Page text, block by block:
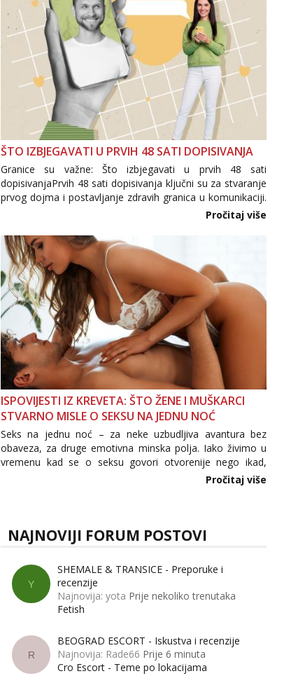
ŠTO IZBJEGAVATI U PRVIH 48 SATI DOPISIVANJA
Granice su važne: Što izbjegavati u prvih 48 sati
dopisivanjaPrvih 48 sati dopisivanja ključni su za stvaranje
prvog dojma i postavljanje zdravih granica u komunikaciji.
Važno je izbjeći prebrzo otkrivanje osobnih ili intimnih
informacija, jer nepoznata osoba još nije zaslužila to
povjerenje. Takođe...
Pročitaj više
ISPOVIJESTI IZ KREVETA: ŠTO ŽENE I MUŠKARCI
STVARNO MISLE O SEKSU NA JEDNU NOĆ
Seks na jednu noć – za neke uzbudljiva avantura bez
obaveza, za druge emotivna minska polja. Iako živimo u
vremenu kad se o seksu govori otvorenije nego ikad,
tema „jedne noći strasti“ i dalje izaziva burne rasprave. Što
Pročitaj više
NAJNOVIJI FORUM POSTOVI
Y
SHEMALE & TRANSICE - Preporuke i
recenzije
Najnovija: yota Prije nekoliko trenutaka
Fetish
R
BEOGRAD ESCORT - Iskustva i recenzije
Najnovija: Rade66 Prije 6 minuta
Cro Escort - Teme po lokacijama